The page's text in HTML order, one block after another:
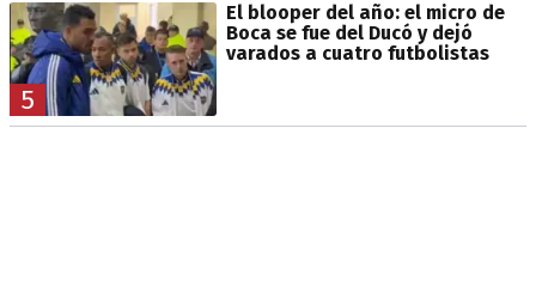
5
El blooper del año: el micro de
Boca se fue del Ducó y dejó
varados a cuatro futbolistas